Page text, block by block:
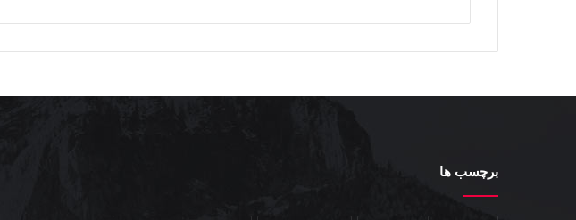
برچسب ها